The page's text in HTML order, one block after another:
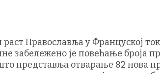
Православља у Француској
забележено је повећање броја
представља отварање 82 нова